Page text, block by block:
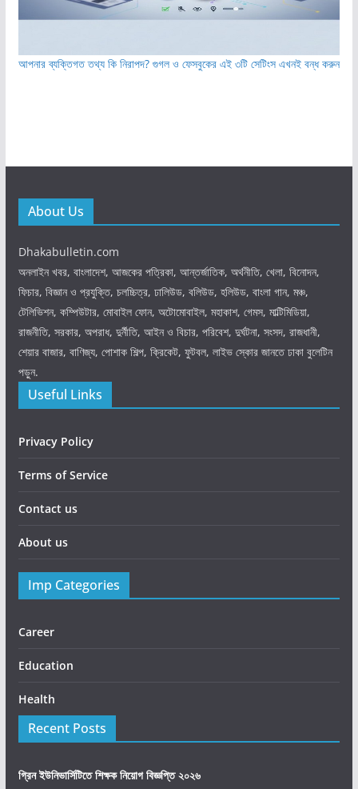
আপনার ব্যক্তিগত তথ্য কি নিরাপদ? গুগল ও ফেসবুকের এই ৩টি সেটিংস এখনই বন্ধ করুন
About Us
Dhakabulletin.com
অনলাইন খবর, বাংলাদেশ, আজকের পত্রিকা, আন্তর্জাতিক, অর্থনীতি, খেলা, বিনোদন,
ফিচার, বিজ্ঞান ও প্রযুক্তি, চলচ্চিত্র, ঢালিউড, বলিউড, হলিউড, বাংলা গান, মঞ্চ,
টেলিভিশন, কম্পিউটার, মোবাইল ফোন, অটোমোবাইল, মহাকাশ, গেমস, মাল্টিমিডিয়া,
রাজনীতি, সরকার, অপরাধ, দুর্নীতি, আইন ও বিচার, পরিবেশ, দুর্ঘটনা, সংসদ, রাজধানী,
শেয়ার বাজার, বাণিজ্য, পোশাক শিল্প, ক্রিকেট, ফুটবল, লাইভ স্কোর জানতে ঢাকা বুলেটিন
পড়ুন.
Useful Links
Privacy Policy
Terms of Service
Contact us
About us
Imp Categories
Career
Education
Health
Recent Posts
গ্রিন ইউনিভার্সিটিতে শিক্ষক নিয়োগ বিজ্ঞপ্তি ২০২৬